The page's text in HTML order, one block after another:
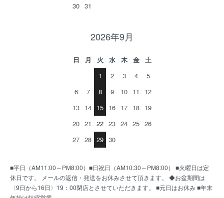
30 31
2026年9月
日 月 火 水 木 金
土
1
2 3 4
5
6
7 8 9 10 11
12
13 14 15 16 17 18 19
20 21 22 23 24 25 26
27 28 29 30
■平日（AM11:00～PM8:00）■日祝日（AM10:30～PM8:00） ■火曜日は定
休日です。 メールの返信・発送をお休みさせて頂きます。 ◆お盆期間は
〈9日から16日〉19：00閉店とさせていただきます。 ■元日はお休み ■年末